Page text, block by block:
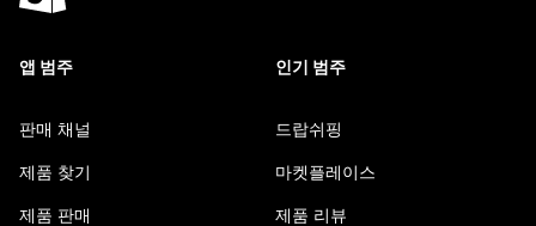
앱 범주
판매 채널
제품 찾기
제품 판매
인기 범주
드랍쉬핑
마켓플레이스
제품 리뷰